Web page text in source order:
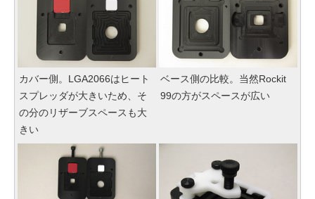
カバー側。LGA2066はヒート
スプレッダが大きいため、そ
の分のリザーブスペースも大
きい
ベース側の比較。当然Rockit
99の方がスペースが広い